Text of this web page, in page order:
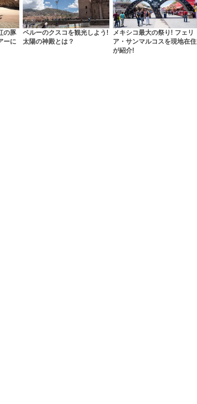
の豚
ーに
ペルーのクスコを観光しよう!
太陽の神殿とは？
メキシコ最大の祭り! フェリ
ア・サンマルコスを現地在住
が紹介!